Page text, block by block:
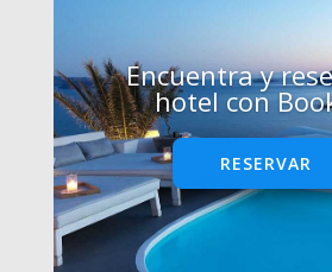
Encuentra y
hotel con
RESERVAR